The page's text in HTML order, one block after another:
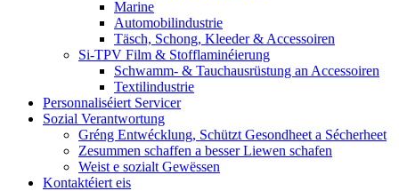
Marine
Automobilindustrie
Täsch, Schong, Kleeder & Accessoiren
Si-TPV Film & Stofflaminéierung
Schwamm- & Tauchausrüstung an Accessoiren
Textilindustrie
Personnaliséiert Servicer
Sozial Verantwortung
Gréng Entwécklung, Schützt Gesondheet a Sécherheet
Zesummen schaffen a besser Liewen schafen
Weist e sozialt Gewëssen
Kontaktéiert eis